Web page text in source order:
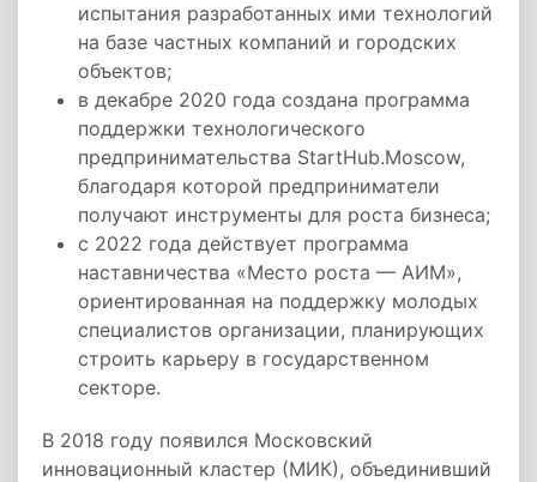
испытания разработанных ими технологий
на базе частных компаний и городских
объектов;
в декабре 2020 года создана программа
поддержки технологического
предпринимательства StartHub.Moscow,
благодаря которой предприниматели
получают инструменты для роста бизнеса;
с 2022 года действует программа
наставничества «Место роста — АИМ»,
ориентированная на поддержку молодых
специалистов организации, планирующих
строить карьеру в государственном
секторе.
В 2018 году появился Московский
инновационный кластер (МИК), объединивший